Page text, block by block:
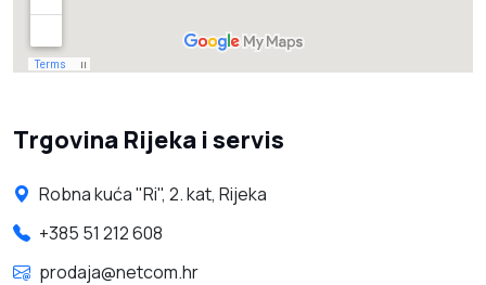
Trgovina Rijeka i servis
Robna kuća "Ri", 2. kat, Rijeka
+385 51 212 608
prodaja@netcom.hr